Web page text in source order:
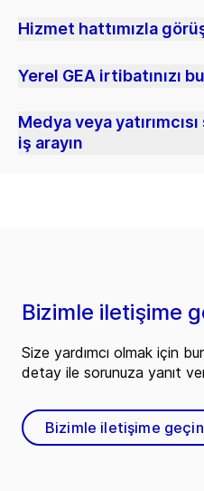
Hizmet hattımızla
Yerel GEA irtibatınızı
Medya veya
iş arayın
Bizimle iletişime
Size yardımcı olmak için
detay ile sorunuza yanıt
Bizimle iletişime geçin